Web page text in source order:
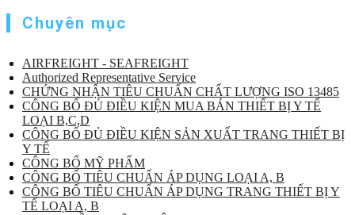
Chuyên mục
AIRFREIGHT - SEAFREIGHT
Authorized Representative Service
CHỨNG NHẬN TIÊU CHUẨN CHẤT LƯỢNG ISO 13485
CÔNG BỐ ĐỦ ĐIỀU KIỆN MUA BÁN THIẾT BỊ Y TẾ
LOẠI B,C,D
CÔNG BỐ ĐỦ ĐIỀU KIỆN SẢN XUẤT TRANG THIẾT BỊ
Y TẾ
CÔNG BỐ MỸ PHẨM
CÔNG BỐ TIÊU CHUẨN ÁP DỤNG LOẠI A, B
CÔNG BỐ TIÊU CHUẨN ÁP DỤNG TRANG THIẾT BỊ Y
TẾ LOẠI A, B